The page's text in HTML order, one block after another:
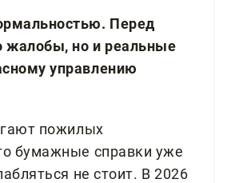
Перед
жалобы, но и реальные
управлению
пожилых
бумажные справки уже
не стоит. В 2026